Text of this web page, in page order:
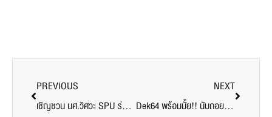
PREVIOUS
เชิญชวน นศ.วิศวะ SPU ร่วมกิจกรรมประชุมนักศึกษาออนไลน์! เมื่อ”โควิดครองเมือง”… อาชีพวิศวกร จะเฟื่องได้อย่างไร
NEXT
Dek64 พร้อมมั้ย!! นับถอยหลังทุน SPU โควตา วันนี้ – 30 มิ.ย. 64 รับทุนสูงสุด 8,000บาท*